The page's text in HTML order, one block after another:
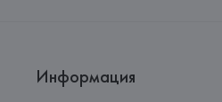
Информация